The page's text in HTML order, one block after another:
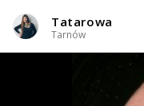
Tatarowa
Tarnów